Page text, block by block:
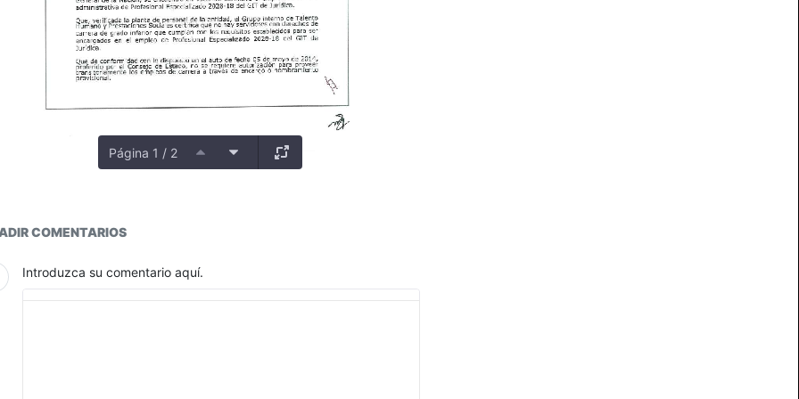
Página 1 / 2
COMENTARIOS
Introduzca su comentario aquí.